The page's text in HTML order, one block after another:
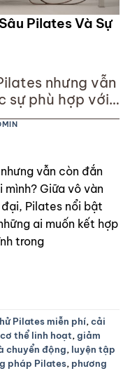
Pilates Và Sự
nhưng vẫn
sự phù hợp với
pháp tập
như một lựa
tĩnh trong
vẫn còn đắn
Giữa vô vàn
Pilates nổi bật
ai muốn kết hợp
trong
Pilates miễn phí,cải
cơ thể linh hoạt,giảm
chuyển động, luyện tập
pháp Pilates, phương